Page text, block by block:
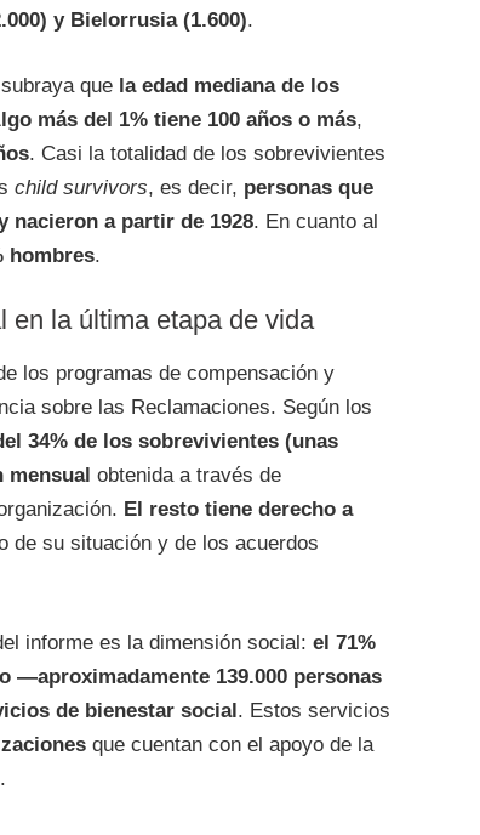
y Bielorrusia (1.600).
que la edad mediana de los
más del 1% tiene 100 años o más,
. Casi la totalidad de los sobrevivientes
child survivors, es decir, personas que
nacieron a partir de 1928. En cuanto al
hombres.
en la última etapa de vida
los programas de compensación y
sobre las Reclamaciones. Según los
34% de los sobrevivientes (unas
mensual obtenida a través de
El resto tiene derecho a
de su situación y de los acuerdos
informe es la dimensión social:el 71%
—aproximadamente 139.000 personas
de bienestar social. Estos servicios
que cuentan con el apoyo de la